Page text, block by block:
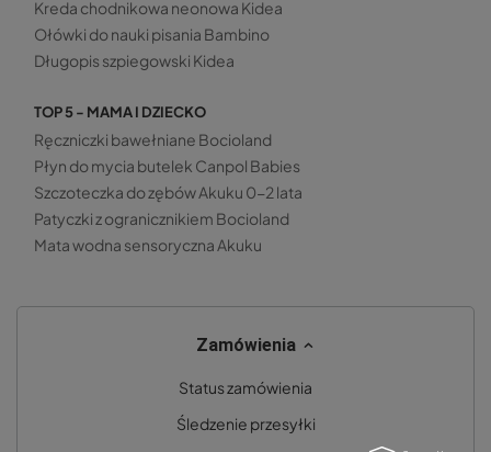
Kreda chodnikowa neonowa Kidea
Ołówki do nauki pisania Bambino
Długopis szpiegowski Kidea
TOP 5 - MAMA I DZIECKO
Ręczniczki bawełniane Bocioland
Płyn do mycia butelek Canpol Babies
Szczoteczka do zębów Akuku 0-2 lata
Patyczki z ogranicznikiem Bocioland
Mata wodna sensoryczna Akuku
Zamówienia
Status zamówienia
Śledzenie przesyłki